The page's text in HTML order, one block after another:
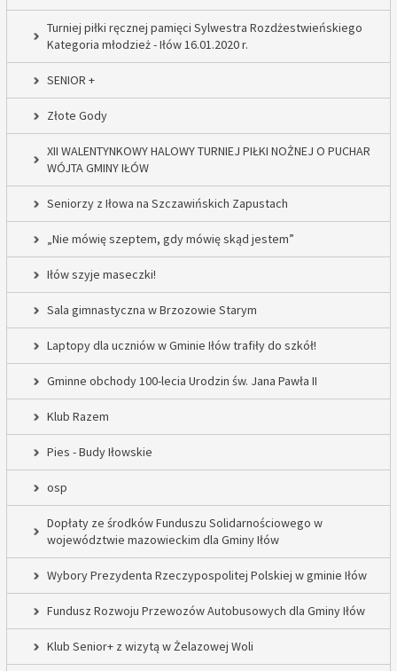
Turniej piłki ręcznej pamięci Sylwestra Rozdżestwieńskiego
Kategoria młodzież - Iłów 16.01.2020 r.
SENIOR +
Złote Gody
XII WALENTYNKOWY HALOWY TURNIEJ PIŁKI NOŻNEJ O PUCHAR
WÓJTA GMINY IŁÓW
Seniorzy z Iłowa na Szczawińskich Zapustach
„Nie mówię szeptem, gdy mówię skąd jestem”
Iłów szyje maseczki!
Sala gimnastyczna w Brzozowie Starym
Laptopy dla uczniów w Gminie Iłów trafiły do szkół!
Gminne obchody 100-lecia Urodzin św. Jana Pawła II
Klub Razem
Pies - Budy Iłowskie
osp
Dopłaty ze środków Funduszu Solidarnościowego w
województwie mazowieckim dla Gminy Iłów
Wybory Prezydenta Rzeczypospolitej Polskiej w gminie Iłów
Fundusz Rozwoju Przewozów Autobusowych dla Gminy Iłów
Klub Senior+ z wizytą w Żelazowej Woli